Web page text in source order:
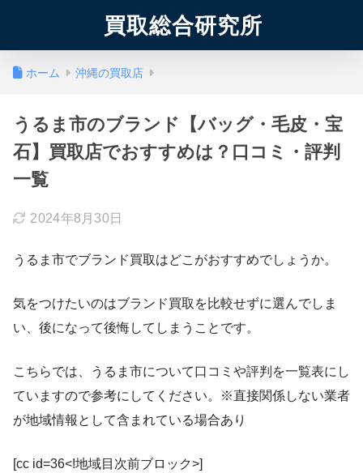
買取総合研究所
ホーム 沖縄の買取店
うるま市のブランド【バッグ・毛皮・宝
石】買取店でおすすめは？口コミ・評判
一覧
2024年8月30日
うるま市でブランド買取はどこがおすすめでしょうか。
気をつけたいのはブランド買取を比較せずに選んでしま
い、後になって後悔してしまうことです。
こちらでは、うるま市について口コミや評判を一覧表にし
ていますので参考にしてください。※直接関係しない業者
が地域情報として含まれている場合あり
[cc id=36<!地域目次前ブロック>]